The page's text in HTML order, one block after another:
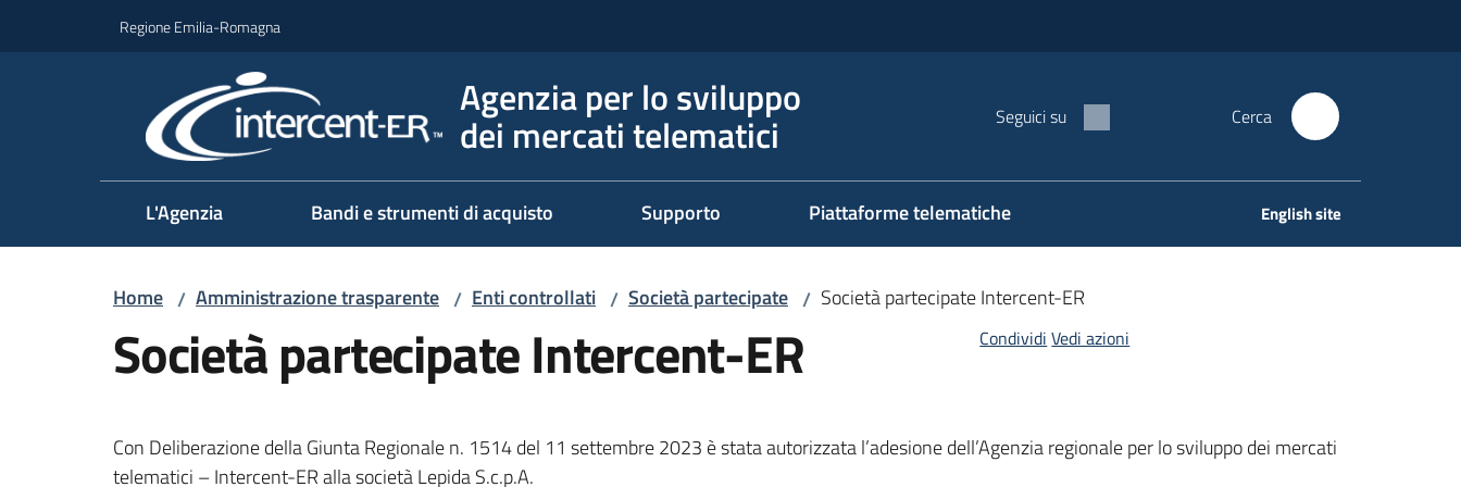
Regione Emilia-Romagna
Agenzia per lo sviluppo
dei mercati telematici Seguici su Cerca
L'Agenzia Bandi e strumenti di acquisto Supporto Piattaforme telematiche English site
Home / Amministrazione trasparente / Enti controllati / Società partecipate / Società partecipate Intercent-ER
Società partecipate Intercent-ER Condividi Vedi azioni
Con Deliberazione della Giunta Regionale n. 1514 del 11 settembre 2023 è stata autorizzata l’adesione dell’Agenzia regionale per lo sviluppo dei mercati
telematici – Intercent-ER alla società Lepida S.c.p.A.